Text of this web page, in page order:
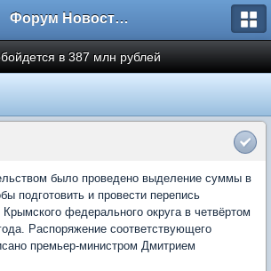
Форум Новостройки
в 387 млн рублей
было проведено выделение суммы в
подготовить и провести перепись
федерального округа в четвёртом
Распоряжение соответствующего
премьер-министром Дмитрием